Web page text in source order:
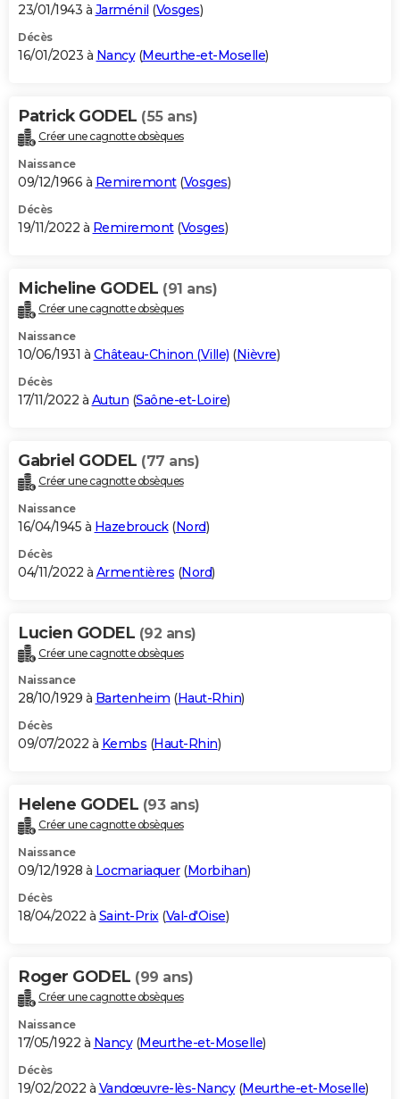
23/01/1943 à Jarménil (Vosges)
Décès
16/01/2023 à Nancy(Meurthe-et-Moselle)
Patrick GODEL (55 ans)
Créer une cagnotte obsèques
Naissance
09/12/1966 à Remiremont(Vosges)
Décès
19/11/2022 à Remiremont(Vosges)
Micheline GODEL (91 ans)
Créer une cagnotte obsèques
Naissance
10/06/1931 à Château-Chinon (Ville) (Nièvre)
Décès
17/11/2022 à Autun (Saône-et-Loire)
Gabriel GODEL (77 ans)
Créer une cagnotte obsèques
Naissance
16/04/1945 à Hazebrouck(Nord)
Décès
04/11/2022 à Armentières (Nord)
Lucien GODEL (92 ans)
Créer une cagnotte obsèques
Naissance
28/10/1929 à Bartenheim (Haut-Rhin)
Décès
09/07/2022 à Kembs (Haut-Rhin)
Helene GODEL (93 ans)
Créer une cagnotte obsèques
Naissance
09/12/1928 à Locmariaquer(Morbihan)
Décès
18/04/2022 à Saint-Prix(Val-d'Oise)
Roger GODEL (99 ans)
Créer une cagnotte obsèques
Naissance
17/05/1922 à Nancy(Meurthe-et-Moselle)
Décès
19/02/2022 à Vandœuvre-lès-Nancy(Meurthe-et-Moselle)